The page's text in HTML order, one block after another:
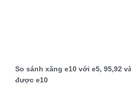
So sánh xăng e10 với e5, 95,92
được e10